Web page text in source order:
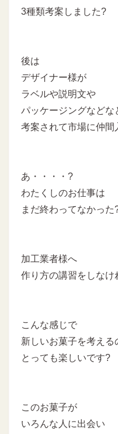
3種類考案しました?
後は
デザイナー様が
ラベルや説明文や
パッケージングなどな
考案されて市場に仲間
あ・・・・?
わたくしのお仕事は
まだ終わってなかった
加工業者様へ
作り方の講習をしなけ
こんな感じで
新しいお菓子を考える
とっても楽しいです?
このお菓子が
いろんな人に出会い